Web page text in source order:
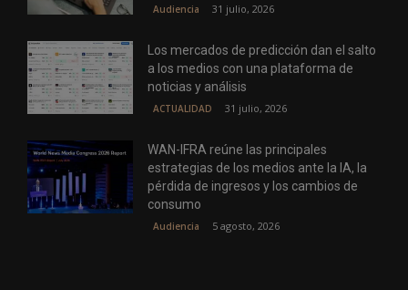
Audiencia 31 julio, 2026
Los mercados de predicción dan el salto
a los medios con una plataforma de
noticias y análisis
ACTUALIDAD 31 julio, 2026
WAN-IFRA reúne las principales
estrategias de los medios ante la IA, la
pérdida de ingresos y los cambios de
consumo
Audiencia 5 agosto, 2026